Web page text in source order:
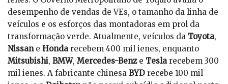
desempenho de vendas de VEs, o tamanho da linha de
veículos e os esforços das montadoras em prol da
transformação verde. Atualmente, veículos da Toyota,
Nissane Hondarecebem 400 mil ienes, enquanto
Mitsubishi, BMW, Mercedes-Benze Teslarecebem 300
mil ienes. A fabricante chinesa BYD recebe 100 mil